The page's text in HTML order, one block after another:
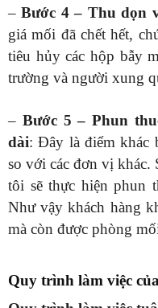
–Bước 4 – Thu dọn
giá mối đã chết hết,
tiêu hủy các hộp bẫy
trường và người xung
– Bước 5 – Phun
dài: Đây là điểm khác
so với các đơn vị khác.
tôi sẽ thực hiện phun
Như vậy khách hàng
mà còn được phòng
Quy trình làm việc